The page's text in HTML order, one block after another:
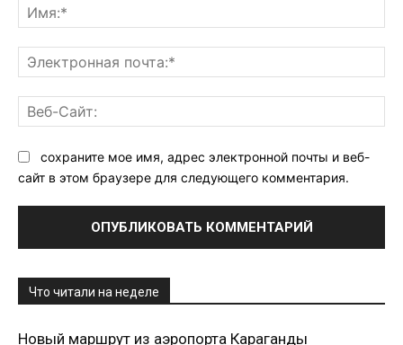
сохраните мое имя, адрес электронной почты и веб-
сайт в этом браузере для следующего комментария.
Что читали на неделе
Новый маршрут из аэропорта Караганды